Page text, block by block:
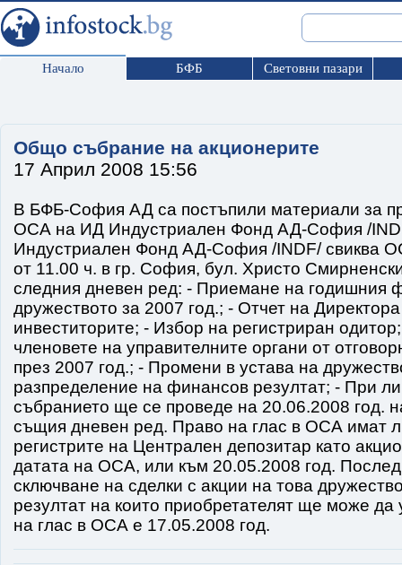
Начало БФБ Световни пазари
Общо събрание на акционерите
17 Април 2008 15:56
В БФБ-София АД са постъпили материали за
ОСА на ИД Индустриален Фонд АД-София /
Индустриален Фонд АД-София /INDF/ свиква
от 11.00 ч. в гр. София, бул. Христо
следния дневен ред: - Приемане на годишния
дружеството за 2007 год.; - Отчет на
инвеститорите; - Избор на регистриран
членовете на управителните органи от
през 2007 год.; - Промени в устава на
разпределение на финансов резултат; - При
събранието ще се проведе на 20.06.2008 год.
същия дневен ред. Право на глас в ОСА имат
регистрите на Централен депозитар като
датата на ОСА, или към 20.05.2008 год.
сключване на сделки с акции на това
резултат на които приобретателят ще може да
на глас в ОСА е 17.05.2008 год.